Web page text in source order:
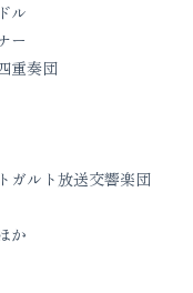
ル
ー
重奏団
ガルト放送交響楽団
か